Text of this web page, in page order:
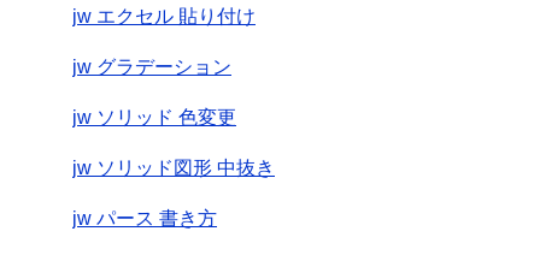
jw エクセル 貼り付け
jw グラデーション
jw ソリッド 色変更
jw ソリッド図形 中抜き
jw パース 書き方